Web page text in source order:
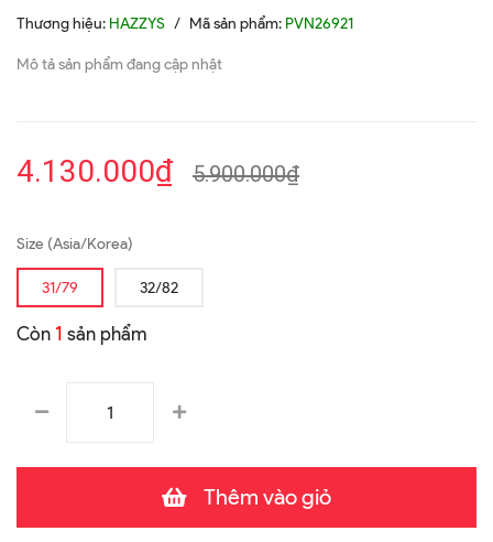
Thương hiệu: HAZZYS / Mã sản phẩm: PVN26921
Mô tả sản phẩm đang cập nhật
4.130.000₫ 5.900.000₫
Size (Asia/Korea)
31/79 32/82
Còn 1 sản phẩm
Thêm vào giỏ